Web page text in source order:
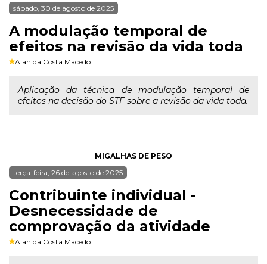
sábado, 30 de agosto de 2025
A modulação temporal de
efeitos na revisão da vida toda
Alan da Costa Macedo
Aplicação da técnica de modulação temporal de
efeitos na decisão do STF sobre a revisão da vida toda.
MIGALHAS DE PESO
terça-feira, 26 de agosto de 2025
Contribuinte individual -
Desnecessidade de
comprovação da atividade
Alan da Costa Macedo